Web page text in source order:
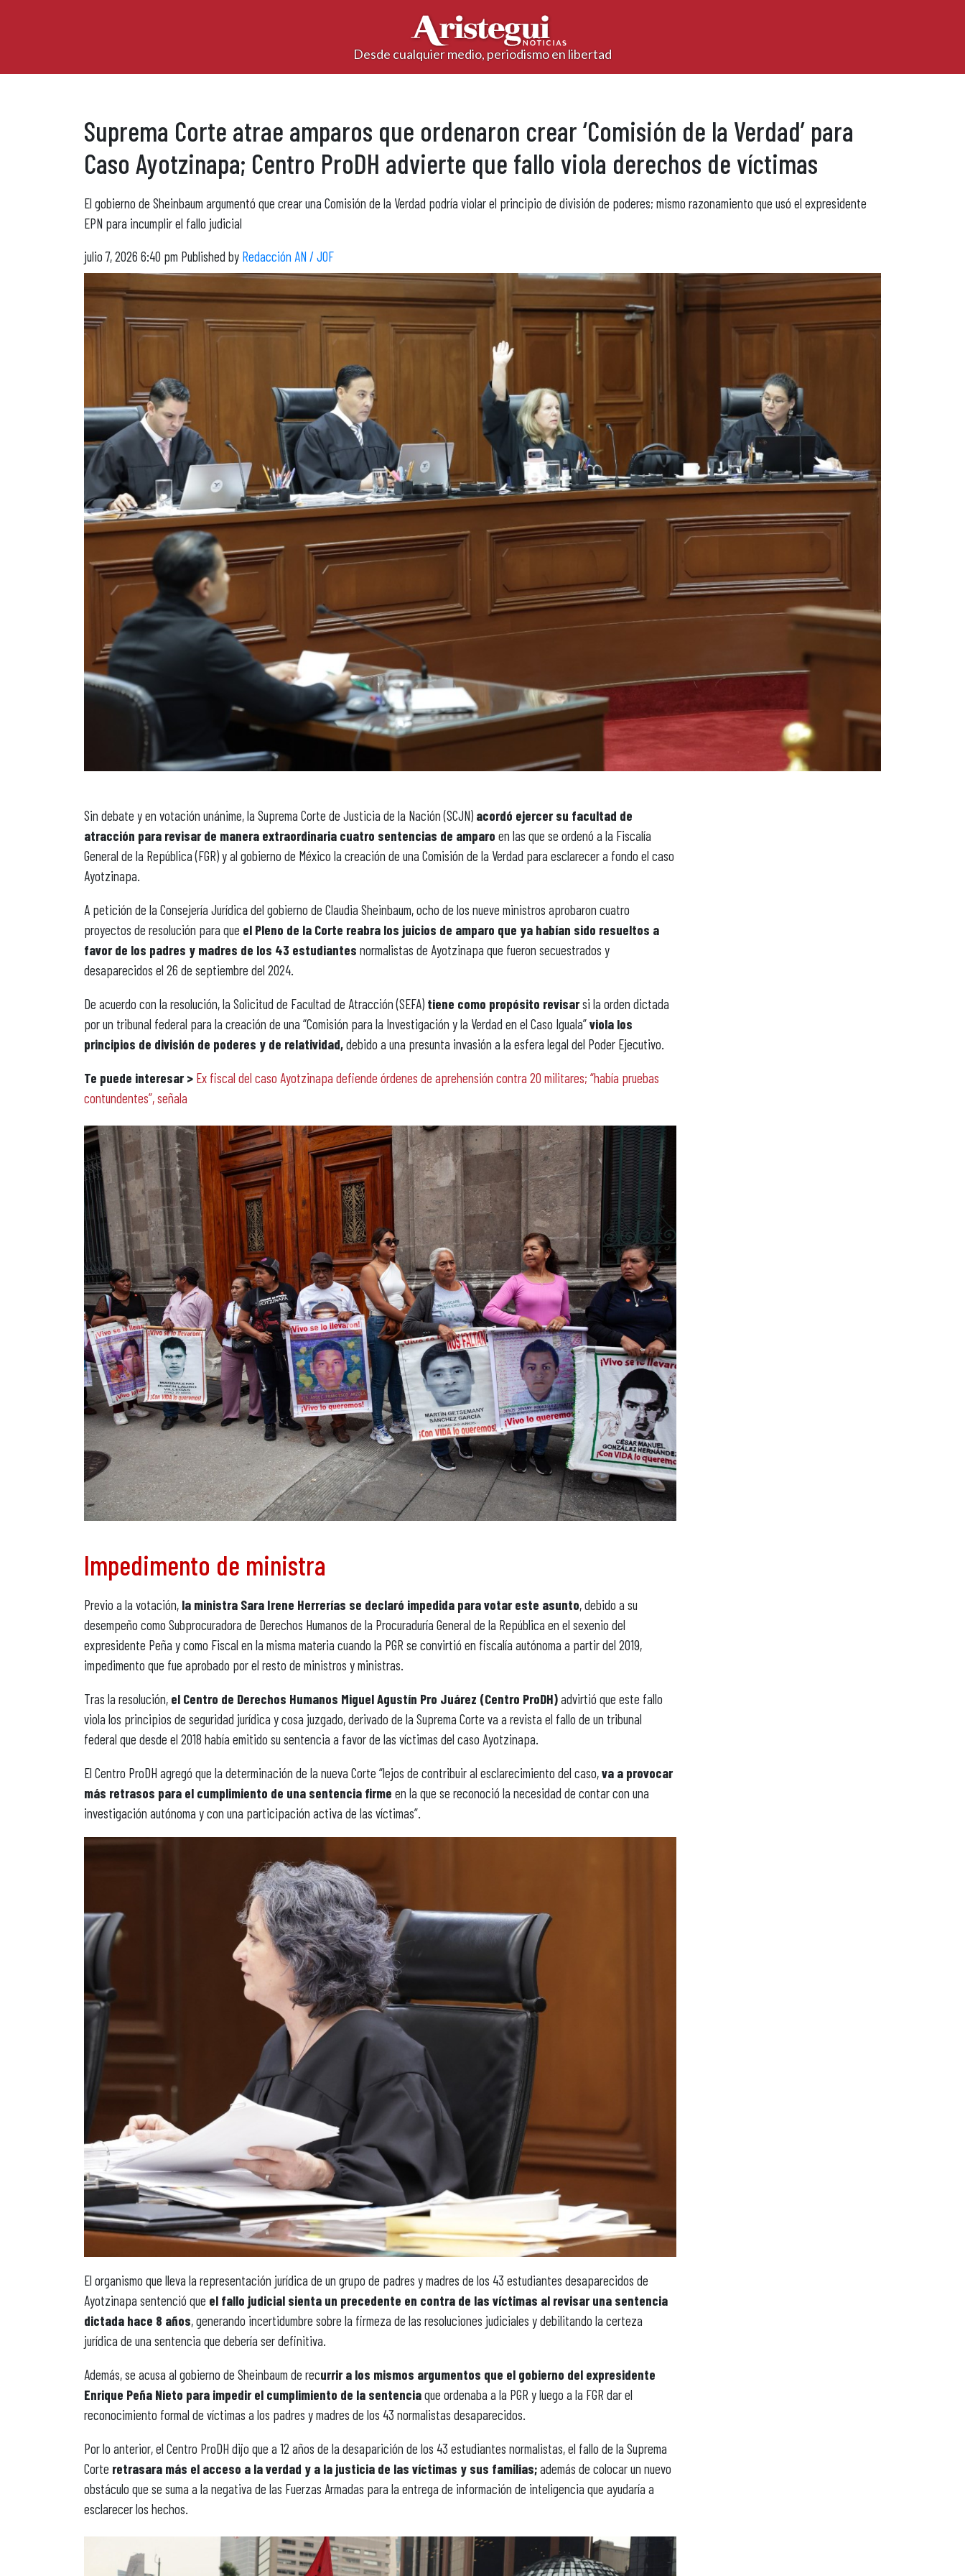
Desde cualquier medio, periodismo en libertad
Suprema Corte atrae amparos que ordenaron crear ‘Comisión de la Verdad’ para
Caso Ayotzinapa; Centro ProDH advierte que fallo viola derechos de víctimas
El gobierno de Sheinbaum argumentó que crear una Comisión de la Verdad podría violar el principio de división de poderes; mismo razonamiento que usó el expresidente
EPN para incumplir el fallo judicial
julio 7, 2026 6:40 pm Published by Redacción AN / JOF
Sin debate y en votación unánime, la Suprema Corte de Justicia de la Nación (SCJN) acordó ejercer su facultad de
atracción para revisar de manera extraordinaria cuatro sentencias de amparo en las que se ordenó a la Fiscalía
General de la República (FGR) y al gobierno de México la creación de una Comisión de la Verdad para esclarecer a fondo el caso
Ayotzinapa.
A petición de la Consejería Jurídica del gobierno de Claudia Sheinbaum, ocho de los nueve ministros aprobaron cuatro
proyectos de resolución para que el Pleno de la Corte reabra los juicios de amparo que ya habían sido resueltos a
favor de los padres y madres de los 43 estudiantes normalistas de Ayotzinapa que fueron secuestrados y
desaparecidos el 26 de septiembre del 2024.
De acuerdo con la resolución, la Solicitud de Facultad de Atracción (SEFA) tiene como propósito revisarsi la orden dictada
por un tribunal federal para la creación de una “Comisión para la Investigación y la Verdad en el Caso Iguala”viola los
principios de división de poderes y de relatividad,debido a una presunta invasión a la esfera legal del Poder Ejecutivo.
Te puede interesar > Ex fiscal del caso Ayotzinapa defiende órdenes de aprehensión contra 20 militares; “había pruebas
contundentes”, señala
Impedimento de ministra
Previo a la votación, la ministra Sara Irene Herrerías se declaró impedida para votar este asunto, debido a su
desempeño como Subprocuradora de Derechos Humanos de la Procuraduría General de la República en el sexenio del
expresidente Peña y como Fiscal en la misma materia cuando la PGR se convirtió en fiscalía autónoma a partir del 2019,
impedimento que fue aprobado por el resto de ministros y ministras.
Tras la resolución, el Centro de Derechos Humanos Miguel Agustín Pro Juárez (Centro ProDH)advirtió que este fallo
viola los principios de seguridad jurídica y cosa juzgado, derivado de la Suprema Corte va a revista el fallo de un tribunal
federal que desde el 2018 había emitido su sentencia a favor de las víctimas del caso Ayotzinapa.
El Centro ProDH agregó que la determinación de la nueva Corte “lejos de contribuir al esclarecimiento del caso,va a provocar
más retrasos para el cumplimiento de una sentencia firme en la que se reconoció la necesidad de contar con una
investigación autónoma y con una participación activa de las víctimas”.
El organismo que lleva la representación jurídica de un grupo de padres y madres de los 43 estudiantes desaparecidos de
Ayotzinapa sentenció que el fallo judicial sienta un precedente en contra de las víctimas al revisar una sentencia
dictada hace 8 años, generando incertidumbre sobre la firmeza de las resoluciones judiciales y debilitando la certeza
jurídica de una sentencia que debería ser definitiva.
Además, se acusa al gobierno de Sheinbaum de recurrir a los mismos argumentos que el gobierno del expresidente
Enrique Peña Nieto para impedir el cumplimiento de la sentenciaque ordenaba a la PGR y luego a la FGR dar el
reconocimiento formal de víctimas a los padres y madres de los 43 normalistas desaparecidos.
Por lo anterior, el Centro ProDH dijo que a 12 años de la desaparición de los 43 estudiantes normalistas, el fallo de la Suprema
Corte retrasara más el acceso a la verdad y a la justicia de las víctimas y sus familias;además de colocar un nuevo
obstáculo que se suma a la negativa de las Fuerzas Armadas para la entrega de información de inteligencia que ayudaría a
esclarecer los hechos.